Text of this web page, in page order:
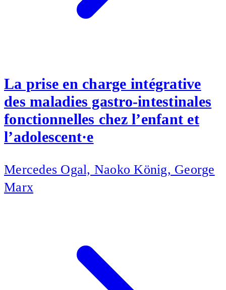
La prise en charge intégrative
des maladies gastro-intestinales
fonctionnelles chez l’enfant et
l’adolescent·e
Mercedes Ogal, Naoko König, George
Marx